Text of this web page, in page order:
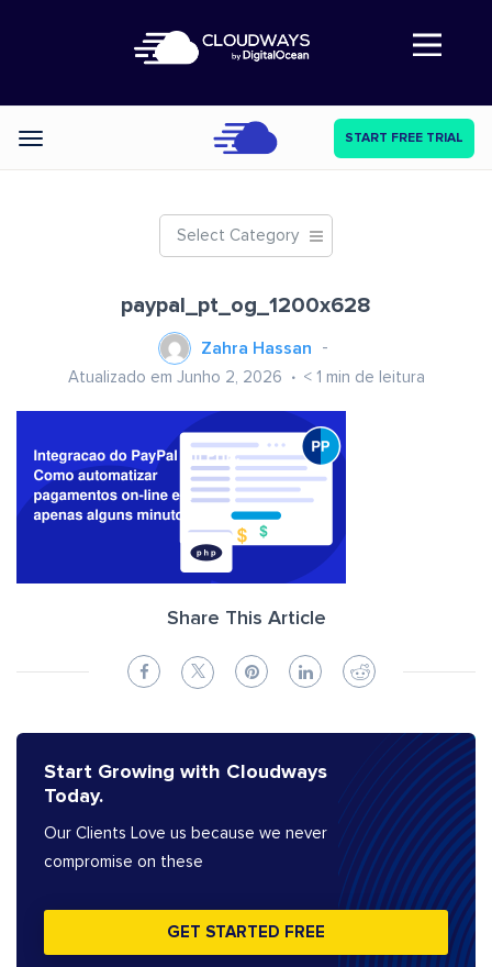
Abre a navegação
Categories START FREE TRIAL
Select Category
paypal_pt_og_1200x628
Zahra Hassan
Atualizado em Junho 2, 2026 < 1 min de leitura
Share This Article
Start Growing with Cloudways
Today.
Our Clients Love us because we never
compromise on these
GET STARTED FREE